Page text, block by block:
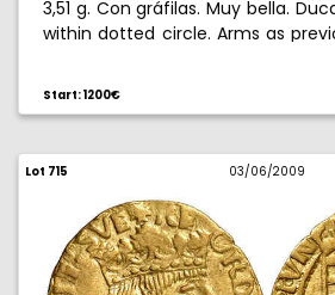
3,51 g. Con gráfilas. Muy bella.
within dotted circle. Arms as
Rara así. EBC-.
Start: 1200€
Lot 715 03/06/2009